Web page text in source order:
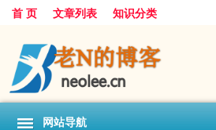
首 页 文章列表 知识分类
网站导航